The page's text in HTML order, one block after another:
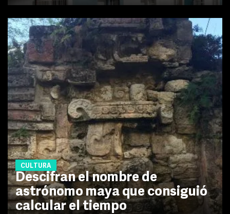
CULTURA
Descifran el nombre de
astrónomo maya que consiguió
calcular el tiempo